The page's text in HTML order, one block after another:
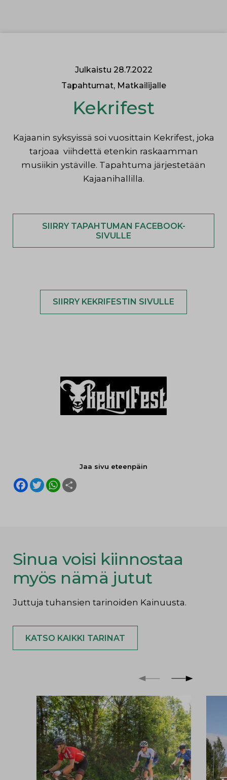
Julkaistu 28.7.2022
Tapahtumat, Matkailijalle
Kekrifest
Kajaanin syksyissä soi vuosittain Kekrifest, joka
tarjoaa viihdettä etenkin raskaamman
musiikin ystäville. Tapahtuma järjestetään
Kajaanihallilla.
SIIRRY TAPAHTUMAN FACEBOOK-
SIVULLE
SIIRRY KEKRIFESTIN SIVULLE
Jaa sivu eteenpäin
F
a
T
w
W
h
Sinua voisi kiinnostaa
myös nämä jutut
Juttuja tuhansien tarinoiden Kainuusta.
KATSO KAIKKI TARINAT